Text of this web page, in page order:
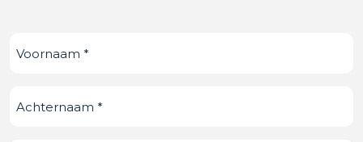
Voornaam (Vereist)
Achternaam (Vereist)